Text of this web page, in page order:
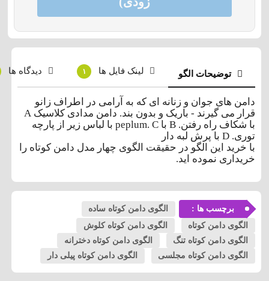
توضیحات الگو لینک فایل ها ۱ دیدگاه ها
دامن های جوان و زنانه ای که به آرامی در اطراف زانو
قرار می گیرند - باریک و بدون بند. دامن مدادی کلاسیک A
با شکاف راه رفتن. B با peplum. C با لباس زیر از پارچه
توری. D با پرش لبه دار
با خرید این الگو در حقیقت الگوی چهار مدل دامن کوتاه را
خریداری نموده اید.
برچسب ها :
الگوی دامن کوتاه ساده
الگوی دامن کوتاه
الگوی دامن کوتاه کلوش
الگوی دامن کوتاه تنگ
الگوی دامن کوتاه دخترانه
الگوی دامن کوتاه مجلسی
الگوی دامن کوتاه پیلی دار